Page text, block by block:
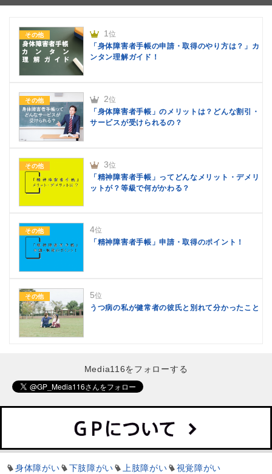
その他 1 位
「身体障害者手帳の申請・取得のやり方は？」カ
ンタン理解ガイド！
その他 2位
「身体障害者手帳」のメリットは？どんな割引・
サービスが受けられるの？
その他 3位
「精神障害者手帳」ってどんなメリット・デメリ
ットが？等級で何がかわる？
その他 4位
「精神障害者手帳」申請・取得のポイント！
その他 5位
うつ病の私が健常者の彼氏と別れて分かったこと
Media116をフォローする
身体障がい 下肢障がい 上肢障がい
視覚障がい